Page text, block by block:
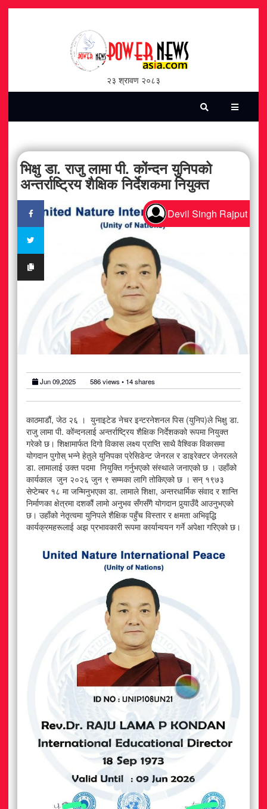
२३ श्रावण २०८३
पत्रिका
समाचार
सामाजिक
शन्ती / सुरक्षा
विचार / विमर्श
अटोमोबाइल
स्वास्थ्य
मनोरञ्जन
जीवनशैली
भिक्षु डा. राजु लामा पी. कोंन्दन युनिपको
अन्तर्राष्ट्रिय शैक्षिक निर्देशकमा नियुक्त
Devil Singh Rajput
Jun 09,2025 586views • 14shares
काठमाडौं, जेठ २६ । युनाइटेड नेचर इन्टरनेशनल पिस (युनिप)ले भिक्षु डा.
राजु लामा पी. कोंन्दनलाई अन्तर्राष्ट्रिय शैक्षिक निर्देशकको रूपमा नियुक्त
गरेको छ। शिक्षामार्फत दिगो विकास लक्ष्य प्राप्ति साथै वैश्विक विकासमा
योगदान पुगोस् भन्ने हेतुले युनिपका प्रेसिडेन्ट जेनरल र डाइरेक्टर जेनरलले
डा. लामालाई उक्त पदमा नियुक्ति गर्नुभएको संस्थाले जनाएको छ । उहाँको
कार्यकाल जुन २०२६ जुन ९ सम्मका लागि तोकिएको छ । सन् १९७३
सेप्टेम्बर १८ मा जन्मिनुभएका डा. लामाले शिक्षा, अन्तरधार्मिक संवाद र शान्ति
निर्माणका क्षेत्रमा दशकौं लामो अनुभव सँगसँगै योगदान पुर्‍याउँदै आउनुभएको
छ। उहाँको नेतृत्वमा युनिपले शैक्षिक पहुँच विस्तार र क्षमता अभिवृद्धि
कार्यक्रमहरूलाई अझ प्रभावकारी रूपमा कार्यान्वयन गर्ने अपेक्षा गरिएको छ।